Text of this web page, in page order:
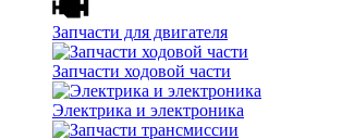
Запчасти для двигателя
Запчасти ходовой части
Электрика и электроника